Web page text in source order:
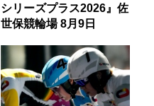
シリーズプラス2026』佐
世保競輪場 8月9日